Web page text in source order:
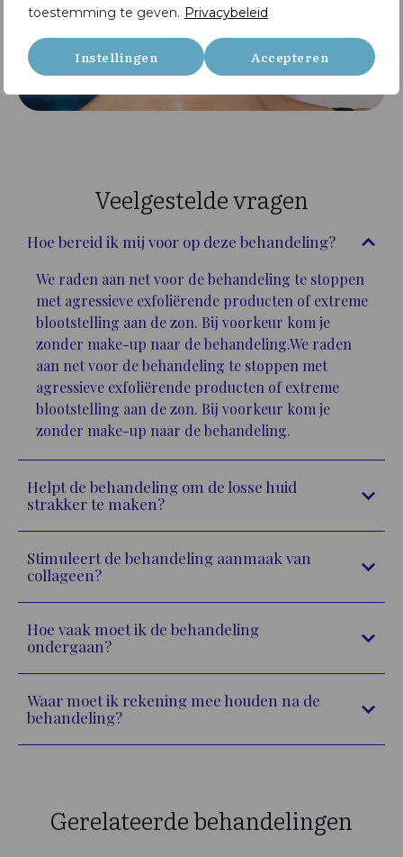
toestemming te geven. Privacybeleid
Instellingen Accepteren
Veelgestelde vragen
Hoe bereid ik mij voor op deze behandeling?
We raden aan net voor de behandeling te stoppen
met agressieve exfoliërende producten of extreme
blootstelling aan de zon. Bij voorkeur kom je
zonder make-up naar de behandeling.We raden
aan net voor de behandeling te stoppen met
agressieve exfoliërende producten of extreme
blootstelling aan de zon. Bij voorkeur kom je
zonder make-up naar de behandeling.
Helpt de behandeling om de losse huid
strakker te maken?
Stimuleert de behandeling aanmaak van
collageen?
Hoe vaak moet ik de behandeling
ondergaan?
Waar moet ik rekening mee houden na de
behandeling?
Gerelateerde behandelingen